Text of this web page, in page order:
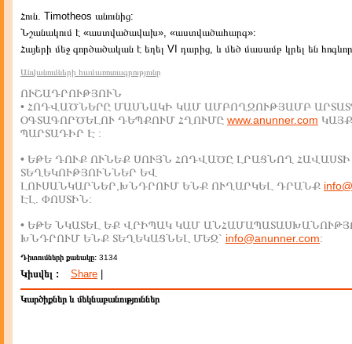
Հուն. Timotheos անունից:
Նշանակում է «աստվածավախ», «աստվածահարգ»։
Հայերի մեջ գործածական է եղել VI դարից, և մեծ մասամբ կրել են
Անվանումների համառոտագրությունը
ՈՒՇԱԴՐՈՒԹՅՈՒՆ
• ՀՈԴՎԱԾՆԵՐԸ ՄԱՍՆԱԿԻ ԿԱՄ ԱՄԲՈՂՋՈՒԹՅԱՄԲ
ՕԳՏԱԳՈՐԾԵԼՈՒ ԴԵՊՔՈՒՄ ՀՂՈՒՄԸ www.anunner.com
ՊԱՐՏԱԴԻՐ Է :
• ԵԹԵ ԴՈՒՔ ՈՒՆԵՔ ՍՈՒՅՆ ՀՈԴՎԱԾԸ ԼՐԱՑՆՈՂ ՀԱՎԱՍՏԻ
ՏԵՂԵԿՈՒԹՅՈՒՆՆԵՐ ԵՎ
ԼՈՒՍԱՆԿԱՐՆԵՐ,ԽՆԴՐՈՒՄ ԵՆՔ ՈՒՂԱՐԿԵԼ ԴՐԱՆՔ
ԷԼ. ՓՈՍՏԻՆ:
• ԵԹԵ ՆԿԱՏԵԼ ԵՔ ՎՐԻՊԱԿ ԿԱՄ
ԽՆԴՐՈՒՄ ԵՆՔ ՏԵՂԵԿԱՑՆԵԼ ՄԵԶ` info@anunner.com:
Դիտումների քանակը: 3134
Կիսվել : Share
Կարծիքներ և մեկնաբանություններ